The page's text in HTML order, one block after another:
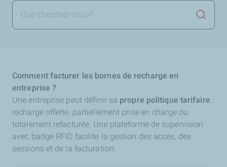
Comment facturer les bornes de recharge en
entreprise ?
Une entreprise peut définir sa propre politique tarifaire :
recharge offerte, partiellement prise en charge ou
totalement refacturée. Une plateforme de supervision
avec badge RFID facilite la gestion des accès, des
sessions et de la facturation.